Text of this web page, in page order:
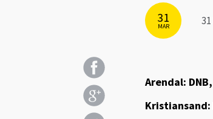
31
MAR
Arendal:
Kristiansand: